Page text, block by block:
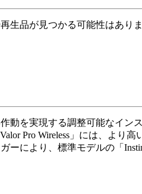
生品が見つかる可能性はあり
動を実現する調整可能なイン
Pro Wireless」には、より高
ーにより、標準モデルの「